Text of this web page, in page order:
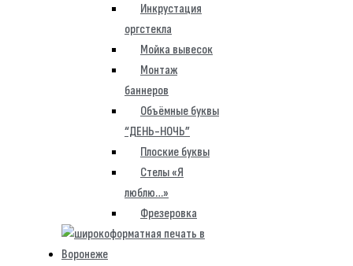
Инкрустация
оргстекла
Мойка вывесок
Монтаж
баннеров
Объёмные буквы
“ДЕНЬ-НОЧЬ”
Плоские буквы
Стелы «Я
люблю…»
Фрезеровка